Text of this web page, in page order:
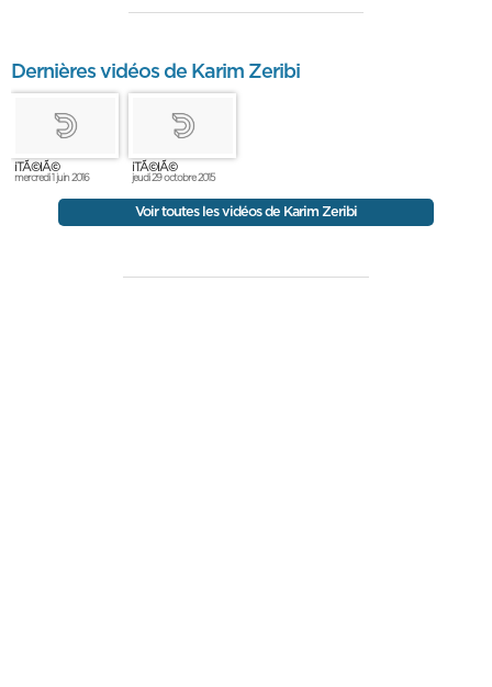
Dernières vidéos de Karim Zeribi
iTÃ©lÃ©
mercredi 1 juin 2016
iTÃ©lÃ©
jeudi 29 octobre 2015
Voir toutes les vidéos de Karim Zeribi